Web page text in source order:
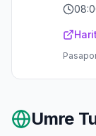
Umre